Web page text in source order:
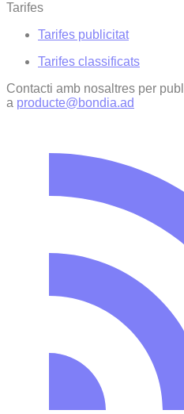
Tarifes
Tarifes publicitat
Tarifes classificats
Contacti amb nosaltres per
a producte@bondia.ad